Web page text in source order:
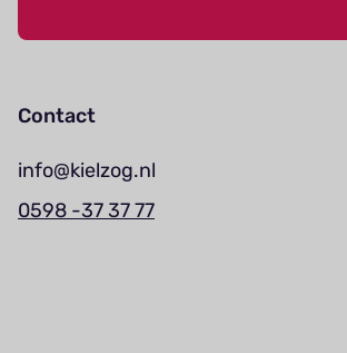
Contact
info@kielzog.nl
0598 -37 37 77